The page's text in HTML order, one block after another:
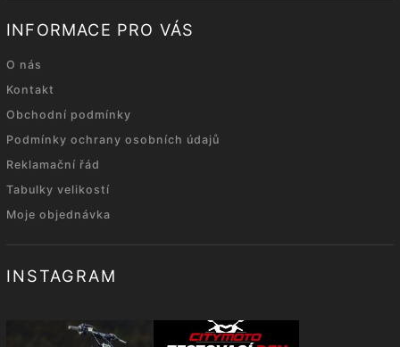
INFORMACE PRO VÁS
O nás
Kontakt
Obchodní podmínky
Podmínky ochrany osobních údajů
Reklamační řád
Tabulky velikostí
Moje objednávka
INSTAGRAM